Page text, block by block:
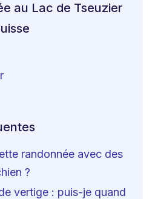
au Lac de Tseuzier
randonnée avec des
?
vertige : puis-je quand